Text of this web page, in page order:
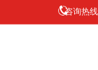
咨询热线